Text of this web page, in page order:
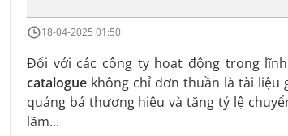
18-04-2025 01:50
Đối với các công ty hoạt động trong
catalogue không chỉ đơn thuần là tài liệu
quảng bá thương hiệu và tăng tỷ lệ
lãm...